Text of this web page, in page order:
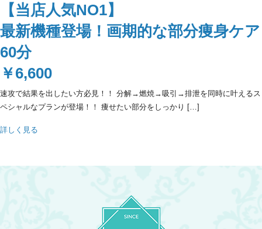
【当店人気NO1】
最新機種登場！画期的な部分痩身ケア
60分
￥6,600
速攻で結果を出したい方必見！！ 分解→燃焼→吸引→排泄を同時に叶えるス
ペシャルなプランが登場！！ 痩せたい部分をしっかり […]
詳しく見る